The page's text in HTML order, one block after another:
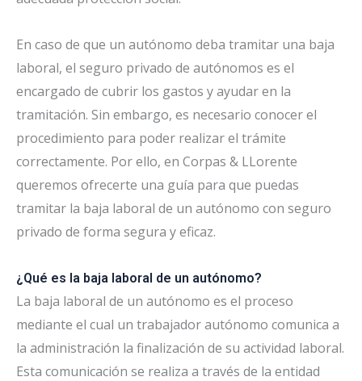
En caso de que un autónomo deba tramitar una baja
laboral, el seguro privado de autónomos es el
encargado de cubrir los gastos y ayudar en la
tramitación. Sin embargo, es necesario conocer el
procedimiento para poder realizar el trámite
correctamente. Por ello, en Corpas & LLorente
queremos ofrecerte una guía para que puedas
tramitar la baja laboral de un autónomo con seguro
privado de forma segura y eficaz.
¿Qué es la baja laboral de un autónomo?
La baja laboral de un autónomo es el proceso
mediante el cual un trabajador autónomo comunica a
la administración la finalización de su actividad laboral.
Esta comunicación se realiza a través de la entidad